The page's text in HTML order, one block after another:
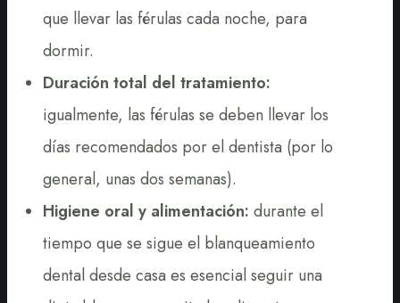
que llevar las férulas cada noche, para
dormir.
Duración total del tratamiento:
igualmente, las férulas se deben llevar los
días recomendados por el dentista (por lo
general, unas dos semanas).
Higiene oral y alimentación: durante el
tiempo que se sigue el blanqueamiento
dental desde casa es esencial seguir una